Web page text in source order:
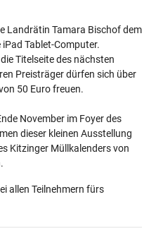
Landrätin Tamara Bischof dem
Tablet-Computer.
Titelseite des nächsten
Preisträger dürfen sich über
50 Euro freuen.
November im Foyer des
dieser kleinen Ausstellung
Kitzinger Müllkalenders von
allen Teilnehmern fürs